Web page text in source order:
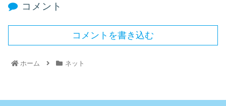
コメント
コメントを書き込む
ホーム ネット